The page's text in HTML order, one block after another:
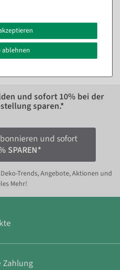
ab 17,73 €
14,90 EUR zzgl. ges. MwSt.
und sofort 10% bei der
sparen.*
und sofort
SPAREN*
Trends, Angebote, Aktionen und
Mehr!
Zahlung
ablehnen